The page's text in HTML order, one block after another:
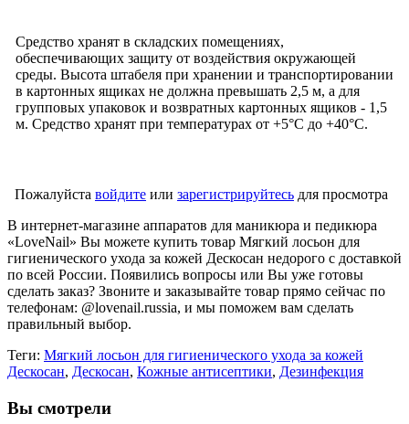
Средство хранят в складских помещениях,
обеспечивающих защиту от воздействия окружающей
среды. Высота штабеля при хранении и транспортировании
в картонных ящиках не должна превышать 2,5 м, а для
групповых упаковок и возвратных картонных ящиков - 1,5
м. Средство хранят при температурах от +5°С до +40°С.
Пожалуйста войдите или зарегистрируйтесь для просмотра
В интернет-магазине аппаратов для маникюра и педикюра
«LoveNail» Вы можете купить товар Мягкий лосьон для
гигиенического ухода за кожей Дескосан недорого с доставкой
по всей России. Появились вопросы или Вы уже готовы
сделать заказ? Звоните и заказывайте товар прямо сейчас по
телефонам: @lovenail.russia, и мы поможем вам сделать
правильный выбор.
Теги: Мягкий лосьон для гигиенического ухода за кожей
Дескосан, Дескосан, Кожные антисептики, Дезинфекция
Вы смотрели